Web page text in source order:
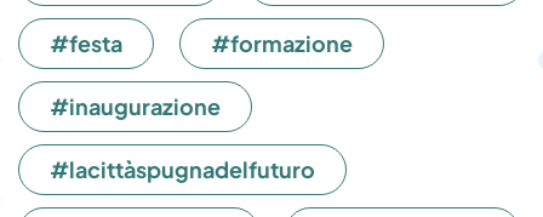
#festa #formazione
#inaugurazione
#lacittàspugnadelfuturo